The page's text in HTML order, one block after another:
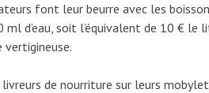
font leur beurre avec les
d’eau, soit l’équivalent de 10 € le
vertigineuse.
de nourriture sur leurs